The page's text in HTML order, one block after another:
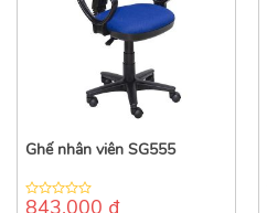
Ghế nhân viên SG555
0
843.000 ₫